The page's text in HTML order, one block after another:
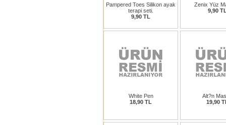
Pampered Toes Silikon ayak
terapi seti.
9,90 TL
Zenix Yüz
9,90
White Pen
18,90 TL
Alt?n
19,90